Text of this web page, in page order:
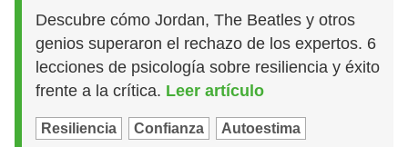
Descubre cómo Jordan, The Beatles y otros
genios superaron el rechazo de los expertos. 6
lecciones de psicología sobre resiliencia y éxito
frente a la crítica. Leer artículo
Resiliencia Confianza Autoestima